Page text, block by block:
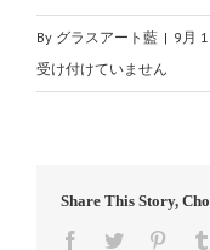
By グラスアート藍 | 9月
受け付けていません
Share This Story,